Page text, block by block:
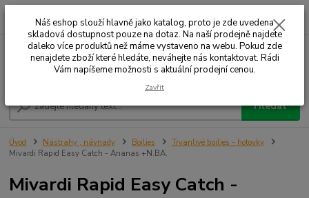
Menu
Hledat
+420 732 707 573 za
Úvod Nástrahy , návnady Boilies
Trvanlivé boilies - hotovky
Mivardi Rapid Easy Catch - Ananas +N.BA.
Mivardi Rapid Easy Catch -
Náš eshop slouží hlavně jako katalog, proto je zde uvedena
skladová dostupnost pouze na dotaz. Na naší prodejně najdete
daleko více produktů než máme vystaveno na webu. Pokud zde
nenajdete zboží které hledáte, neváhejte nás kontaktovat. Rádi
Vám napíšeme možnosti s aktuální prodejní cenou.
Zavřít